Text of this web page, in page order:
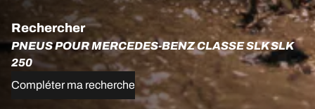
Rechercher
PNEUS POUR MERCEDES-BENZ CLASSE SLK SLK
250
Compléter ma recherche